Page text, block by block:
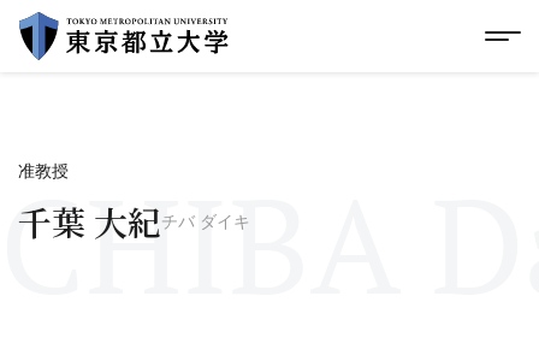
テ
ン
グローバルメニューにスキップ メ
CHIBA
准教授
千葉 大紀チバ ダイキ